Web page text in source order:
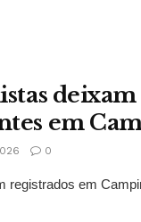
deixam
em
0
em